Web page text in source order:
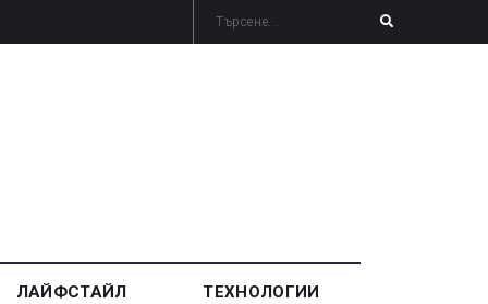
ЛАЙФСТАЙЛ ТЕХНОЛОГИИ